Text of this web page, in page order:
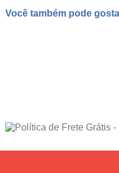
Você também pode